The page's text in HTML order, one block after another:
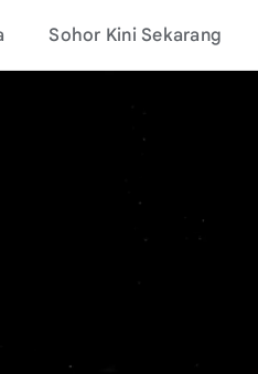
Sohor Kini Sekarang